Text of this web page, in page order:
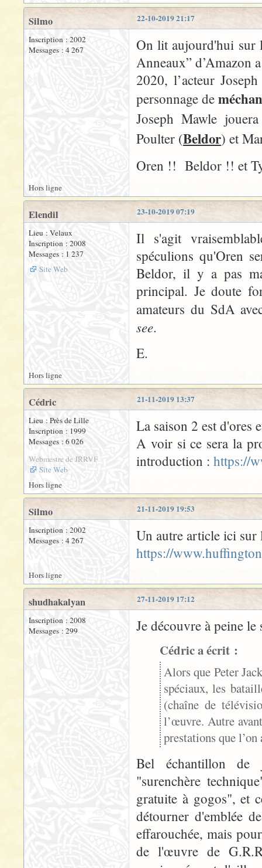
22-10-2019 21:17
Silmo
Inscription : 2002
Messages : 4 267
On lit aujourd'hui
Anneaux” d’Amazon
2020, l’acteur
personnage de
Joseph Mawle
Poulter (Beldor) et
Oren !! Beldor !!
Hors ligne
23-10-2019 07:19
Elendil
Lieu : Velaux
Inscription : 2008
Messages : 1 237
Site Web
Il s'agit
spéculions qu'Oren
Beldor, il y a pas
principal. Je doute
amateurs du SdA
see.
E.
Hors ligne
21-11-2019 13:37
Cédric
Lieu : Près de Lille
Inscription : 1999
Messages : 6 026
Webmestre de JRRVF
Site Web
La saison 2 est d'ores
A voir si ce sera la
introduction : https://
Hors ligne
21-11-2019 19:53
Silmo
Inscription : 2002
Messages : 4 267
Un autre article ici sur
https://
Hors ligne
27-11-2019 17:12
shudhakalyan
Inscription : 2008
Messages : 299
Je découvre à peine
Cédric a écrit :
Alors que Peter
spéciaux, les
(chaîne de
l’œuvre. Autre
prestations que
Bel échantillon de
"surenchère
gratuite à gogos", et
détourner d'emblée
effarouchée, mais
de l'œuvre de